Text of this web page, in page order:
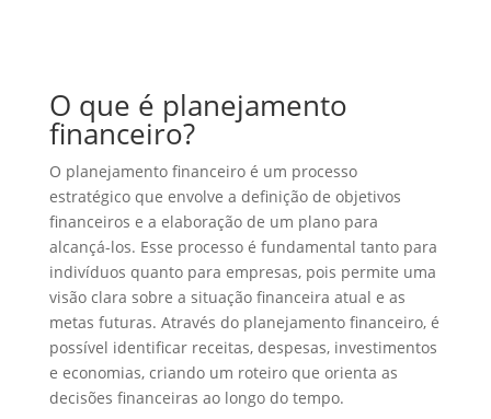
O que é planejamento
financeiro?
O planejamento financeiro é um processo
estratégico que envolve a definição de objetivos
financeiros e a elaboração de um plano para
alcançá-los. Esse processo é fundamental tanto para
indivíduos quanto para empresas, pois permite uma
visão clara sobre a situação financeira atual e as
metas futuras. Através do planejamento financeiro, é
possível identificar receitas, despesas, investimentos
e economias, criando um roteiro que orienta as
decisões financeiras ao longo do tempo.